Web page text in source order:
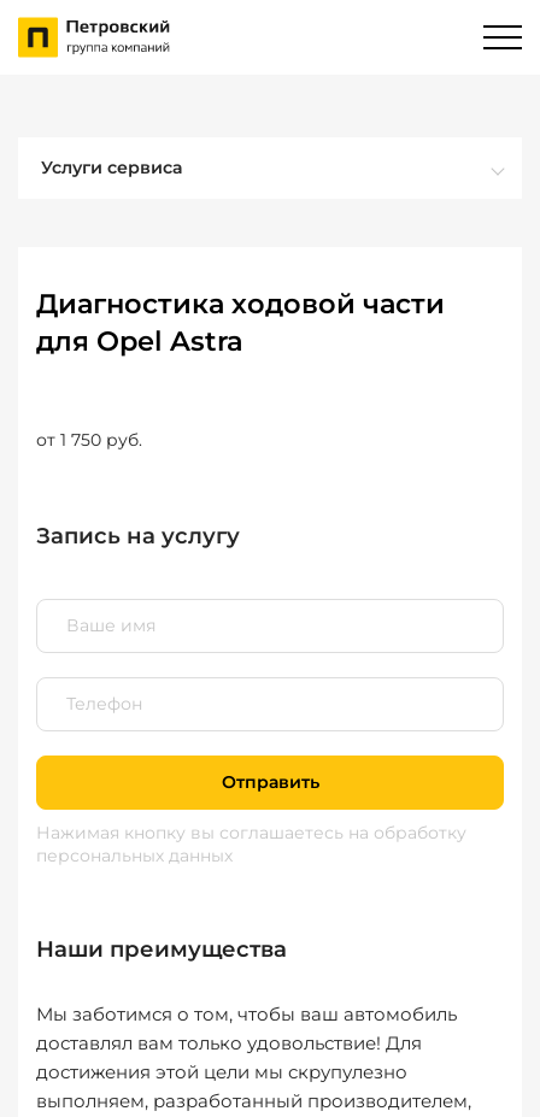
Услуги сервиса
Диагностика ходовой части
для Opel Astra
от 1 750 руб.
Запись на услугу
Отправить
Нажимая кнопку вы соглашаетесь на обработку
персональных данных
Наши преимущества
Мы заботимся о том, чтобы ваш автомобиль
доставлял вам только удовольствие! Для
достижения этой цели мы скрупулезно
выполняем, разработанный производителем,